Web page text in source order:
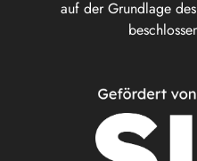
auf der Grundlage